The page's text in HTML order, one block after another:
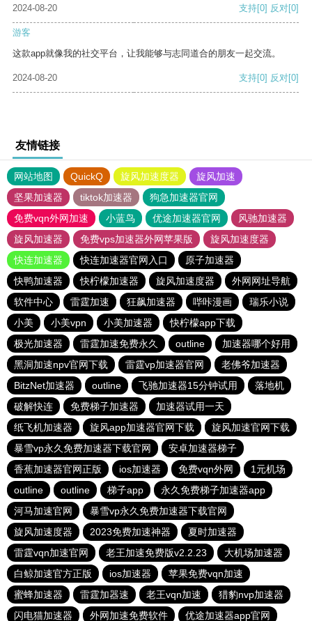
2024-08-20 支持[0] 反对[0]
游客
这款app就像我的社交平台，让我能够与志同道合的朋友一起交流。
2024-08-20 支持[0] 反对[0]
友情链接
网站地图 QuickQ 旋风加速度器
旋风加速
坚果加速器
tiktok加速器
狗急加速器官网
免费vqn外网加速
小蓝鸟 优途加速器官网
风驰加速器
旋风加速器
免费vps加速器外网苹果版
旋风加速度器
快连加速器
快连加速器官网入口
原子加速器
快鸭加速器
快柠檬加速器 旋风加速度器
外网网址导航
软件中心
雷霆加速 狂飙加速器 哔咔漫画
瑞乐小说
小美
小美vpn 小美加速器
快柠檬app下载
极光加速器
雷霆加速免费永久 outline
加速器哪个好用
黑洞加速npv官网下载
雷霆vp加速器官网
老佛爷加速器
BitzNet加速器
outline 飞驰加速器15分钟试用
落地机
破解快连
免费梯子加速器
加速器试用一天
纸飞机加速器
旋风app加速器官网下载
旋风加速官网下载
暴雪vp永久免费加速器下载官网
安卓加速器梯子
香蕉加速器官网正版
ios加速器 免费vqn外网
1元机场
outline
outline 梯子app
永久免费梯子加速器app
河马加速官网
暴雪vp永久免费加速器下载官网
旋风加速度器
2023免费加速神器
夏时加速器
雷霆vqn加速官网
老王加速免费版v2.2.23
大机场加速器
白鲸加速官方正版
ios加速器
苹果免费vqn加速
蜜蜂加速器
雷霆加器速 老王vqn加速
猎豹nvp加速器
闪电猫加速器
外网加速免费软件 优途加速器app官网